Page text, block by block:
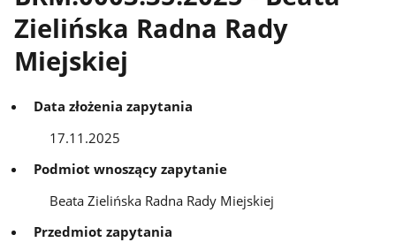
Zielińska Radna Rady
Miejskiej
Data złożenia zapytania
17.11.2025
Podmiot wnoszący zapytanie
Beata Zielińska Radna Rady Miejskiej
Przedmiot zapytania